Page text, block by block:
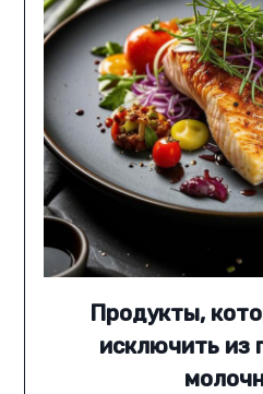
Продукты,
исключить из